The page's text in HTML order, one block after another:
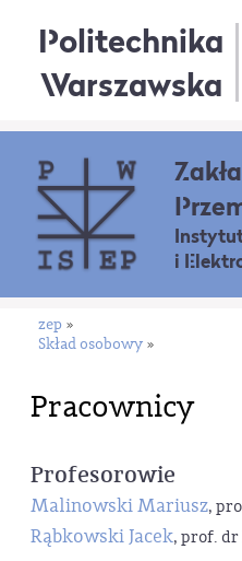
Politechnika
Warszawska
i
zep »
Skład osobowy »
Pracownicy
Profesorowie
Malinowski Mariusz,
Rąbkowski Jacek, prof. dr